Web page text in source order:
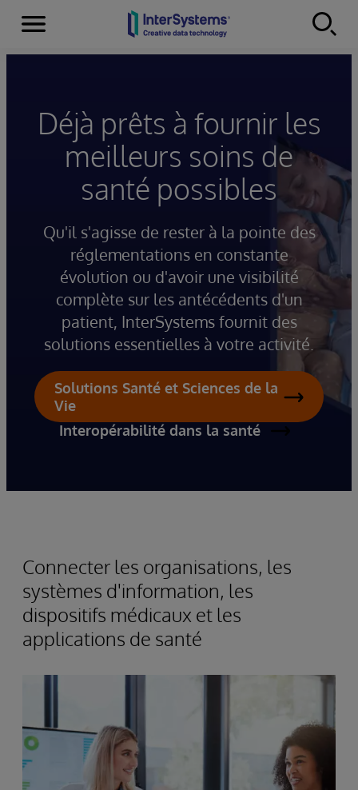
Skip to content
Menu
Déjà prêts à fournir les
meilleurs soins de
santé possibles
Qu'il s'agisse de rester à la pointe des
réglementations en constante
évolution ou d'avoir une visibilité
complète sur les antécédents d'un
patient, InterSystems fournit des
solutions essentielles à votre activité.
Solutions Santé et Sciences de la
Vie
Interopérabilité dans la santé
Connecter les organisations, les
systèmes d'information, les
dispositifs médicaux et les
applications de santé